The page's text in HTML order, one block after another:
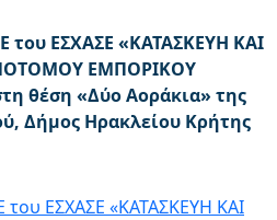
ΕΣΧΑΣΕ «ΚΑΤΑΣΚΕΥΗ ΚΑΙ
ΕΜΠΟΡΙΚΟΥ
θέση «Δύο Αοράκια» της
Δήμος Ηρακλείου Κρήτης
ΕΣΧΑΣΕ «ΚΑΤΑΣΚΕΥΗ ΚΑΙ